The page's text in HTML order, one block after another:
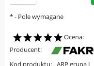
*- Pole wymagane
Ocena:
Producent:
Kod produktu: ARP grupa I